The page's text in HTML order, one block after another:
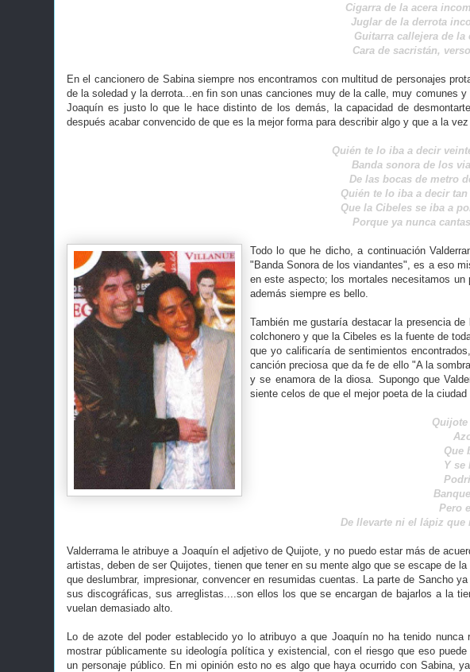
Cigarra de la acera
Juglar de la derrota
Guitarra callejera de la
Cara de sacristán,
En el cancionero de Sabina siempre nos encontramos con multitud de personajes
de la soledad y la derrota...en fin son unas canciones muy de la calle, muy comunes
Joaquín es justo lo que le hace distinto de los demás, la capacidad de
después acabar convencido de que es la mejor forma para describir algo y que a la
Quién te lo iba a decir
Banda sonora de los
De las bocas de metro
Quién te lo iba a decir tan
Que la Cibeles se iba a
Porque ya nunca
Todo lo quehe dicho, a continuación
"Banda Sonora de los viandantes", es a eso
en este aspecto; los mortales necesitamos
además siempre es bello.
También me gustaría destacar la presencia
colchonero y que la Cibeles es la fuente de
que yo calificaría de sentimientos
canción preciosa que da fe de ello "A la
y se enamora de la diosa. Supongo que
siente celos de que el mejor poeta de la
Que
Y se
Pero
De llevarte ni el lápiz que
Valderrama le atribuye a Joaquín el adjetivo de Quijote, y no puedo estar más de
artistas, deben de ser Quijotes, tienen que tener en su mente algo que se escape de
que deslumbrar, impresionar, convencer en resumidas cuentas. La parte de Sancho
sus discográficas, sus arreglistas....son ellos los que se encargan de bajarlos a la
vuelan demasiado alto.
Lo de azote del poder establecido yo lo atribuyo a que Joaquín no ha tenido nunca
mostrar públicamente su ideología política y existencial, con el riesgo que eso puede
un personaje público. En mi opinión esto no es algo que haya ocurrido con Sabina,